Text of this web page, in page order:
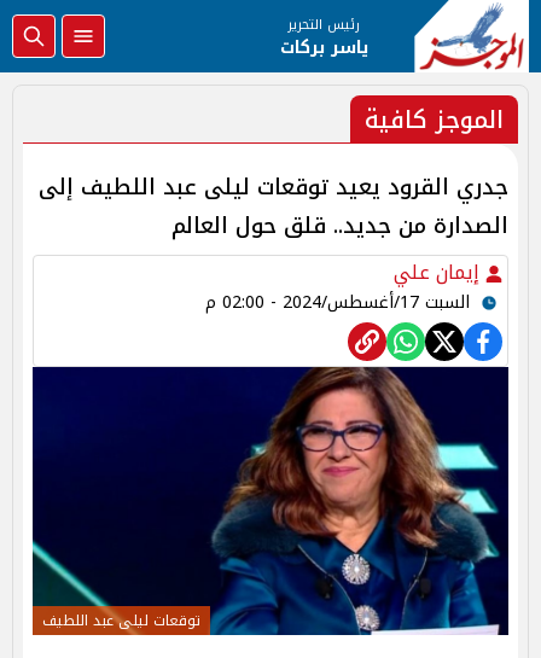
رئيس التحرير
ياسر بركات
الموجز كافية
جدري القرود يعيد توقعات ليلى عبد اللطيف إلى
الصدارة من جديد.. قلق حول العالم
إيمان علي
السبت 17/أغسطس/2024 - 02:00 م
توقعات ليلى عبد اللطيف